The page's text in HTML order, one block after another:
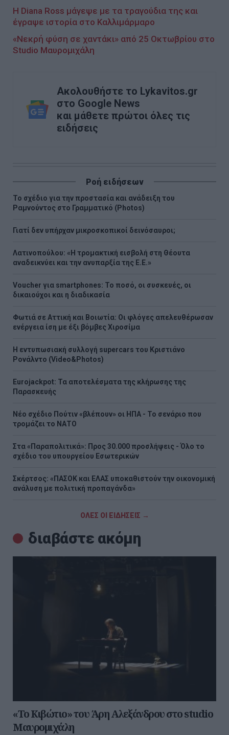
Η Diana Ross μάγεψε με τα τραγούδια της και
έγραψε ιστορία στο Καλλιμάρμαρο
«Νεκρή φύση σε χαντάκι» από 25 Οκτωβρίου στο
Studio Μαυρομιχάλη
Ακολουθήστε το Lykavitos.gr
στο Google News
και μάθετε πρώτοι όλες τις
ειδήσεις
Ροή ειδήσεων
Το σχέδιο για την προστασία και ανάδειξη του
Ραμνούντος στο Γραμματικό (Photos)
Γιατί δεν υπήρχαν μικροσκοπικοί δεινόσαυροι;
Λατινοπούλου: «Η τρομακτική εισβολή στη Θέουτα
αναδεικνύει και την ανυπαρξία της Ε.Ε.»
Voucher για smartphones: Το ποσό, οι συσκευές, οι
δικαιούχοι και η διαδικασία
Φωτιά σε Αττική και Βοιωτία: Οι φλόγες απελευθέρωσαν
ενέργεια ίση με έξι βόμβες Χιροσίμα
H εντυπωσιακή συλλογή supercars του Κριστιάνο
Ρονάλντο (Video&Photos)
Eurojackpot: Τα αποτελέσματα της κλήρωσης της
Παρασκευής
Νέο σχέδιο Πούτιν «βλέπουν» οι ΗΠΑ - Το σενάριο που
τρομάζει το ΝΑΤΟ
Στα «Παραπολιτικά»: Προς 30.000 προσλήψεις - Όλο το
σχέδιο του υπουργείου Εσωτερικών
Σκέρτσος: «ΠΑΣΟΚ και ΕΛΑΣ υποκαθιστούν την οικονομική
ανάλυση με πολιτική προπαγάνδα»
ΟΛΕΣ ΟΙ ΕΙΔΗΣΕΙΣ →
διαβάστε ακόμη
«Το Κιβώτιο» του Άρη Αλεξάνδρου στο studio
Μαυρομιχάλη